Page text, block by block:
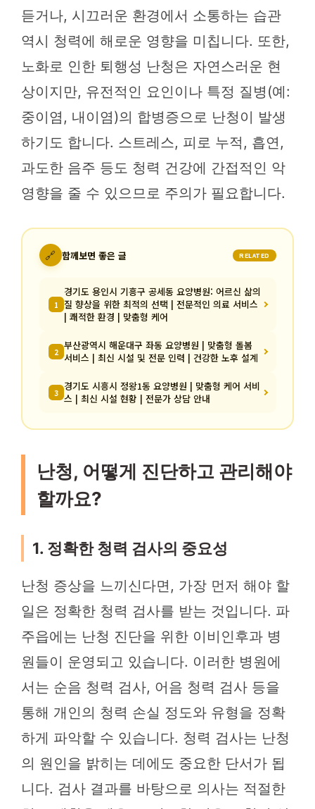
듣거나, 시끄러운 환경에서 소통하는 습관
역시 청력에 해로운 영향을 미칩니다. 또한,
노화로 인한 퇴행성 난청은 자연스러운 현
상이지만, 유전적인 요인이나 특정 질병(예:
중이염, 내이염)의 합병증으로 난청이 발생
하기도 합니다. 스트레스, 피로 누적, 흡연,
과도한 음주 등도 청력 건강에 간접적인 악
영향을 줄 수 있으므로 주의가 필요합니다.
🔗 함께보면 좋은 글 RELATED
1
경기도 용인시 기흥구 공세동 요양병원: 어르신 삶의
질 향상을 위한 최적의 선택 | 전문적인 의료 서비스
| 쾌적한 환경 | 맞춤형 케어
2 부산광역시 해운대구 좌동 요양병원 | 맞춤형 돌봄
서비스 | 최신 시설 및 전문 인력 | 건강한 노후 설계
3 경기도 시흥시 정왕1동 요양병원 | 맞춤형 케어 서비
스 | 최신 시설 현황 | 전문가 상담 안내
난청, 어떻게 진단하고 관리해야
할까요?
1. 정확한 청력 검사의 중요성
난청 증상을 느끼신다면, 가장 먼저 해야 할
일은 정확한 청력 검사를 받는 것입니다. 파
주읍에는 난청 진단을 위한 이비인후과 병
원들이 운영되고 있습니다. 이러한 병원에
서는 순음 청력 검사, 어음 청력 검사 등을
통해 개인의 청력 손실 정도와 유형을 정확
하게 파악할 수 있습니다. 청력 검사는 난청
의 원인을 밝히는 데에도 중요한 단서가 됩
니다. 검사 결과를 바탕으로 의사는 적절한